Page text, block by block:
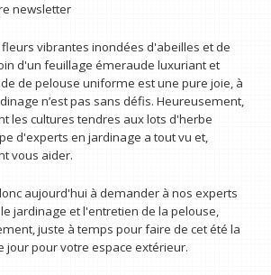
newsletter
vibrantes inondées d'abeilles et de
d'un feuillage émeraude luxuriant et
de pelouse uniforme est une pure joie, à
n’est pas sans défis. Heureusement,
les cultures tendres aux lots d'herbe
d'experts en jardinage a tout vu et,
vous aider.
aujourd'hui à demander à nos experts
jardinage et l'entretien de la pelouse,
juste à temps pour faire de cet été la
jour pour votre espace extérieur.